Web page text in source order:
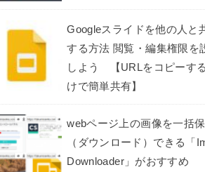
Googleスライドを他の人と
する方法 閲覧・編集権限を
しよう 【URLをコピーす
けで簡単共有】
webページ上の画像を一括
（ダウンロード）できる「
Downloader」がおすすめ